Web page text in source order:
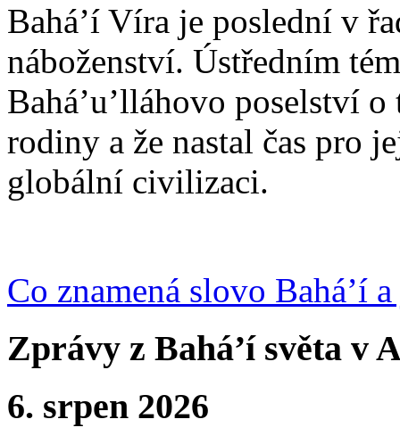
Bahá’í Víra je poslední v
náboženství. Ústředním
Bahá’u’lláhovo poselství
rodiny a že nastal čas pro
globální civilizaci.
Co znamená slovo Bahá’í
Zprávy z Bahá’í světa v
6. srpen 2026